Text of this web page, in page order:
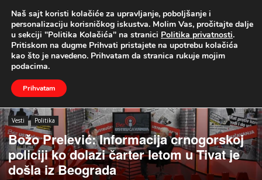
UŽIVO
Naslovna Vesti Politika
Vesti Politika
Božo Prelević: Informacija crnogorskoj
policiji ko dolazi čarter letom u Tivat je
došla iz Beograda
Naš sajt koristi kolačiće za upravljanje, poboljšanje i
personalizaciju korisničkog iskustva. Molim Vas, pročitajte dalje
u sekciji "Politika Kolačića" na stranici Politika privatnosti.
Pritiskom na dugme Prihvati pristajete na upotrebu kolačića
kao što je navedeno. Prihvatam da stranica rukuje mojim
podacima.
Prihvatam